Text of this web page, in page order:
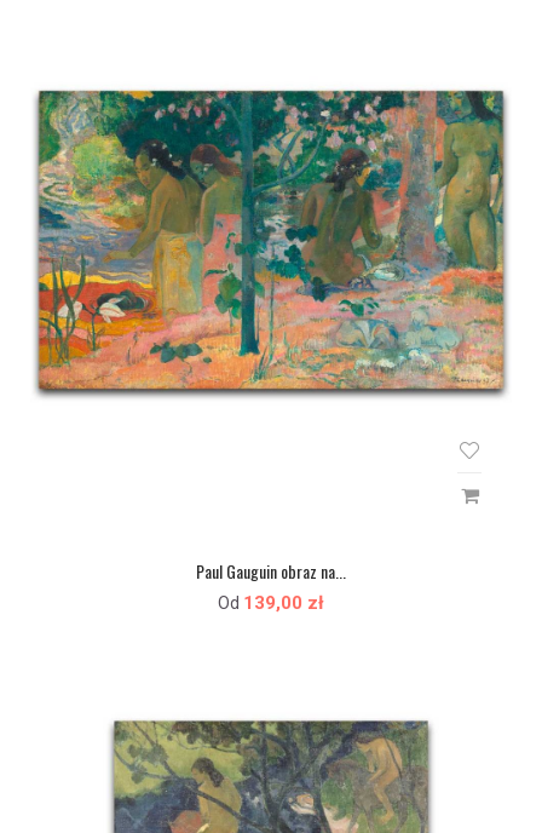
Paul Gauguin obraz na...
Od 139,00 zł